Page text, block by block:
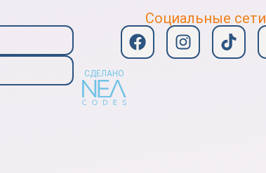
Социальные сети
СДЕЛАНО